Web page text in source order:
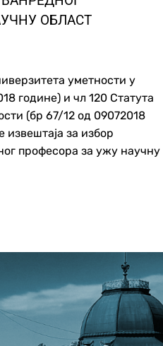
ОБЛАСТ
уметности у
године) и чл 120 Статута
(бр 67/12 од 09072018
извештаја за избор
професора за ужу научну